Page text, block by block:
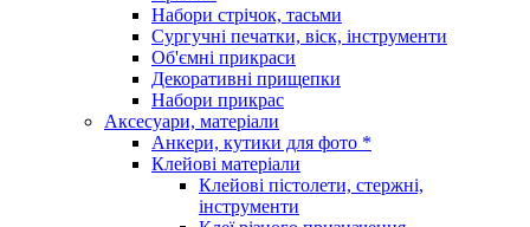
Набори стрічок, тасьми
Сургучні печатки, віск, інструменти
Об'ємні прикраси
Декоративні прищепки
Набори прикрас
Аксесуари, матеріали
Анкери, кутики для фото *
Клейові матеріали
Клейові пістолети, стержні,
інструменти